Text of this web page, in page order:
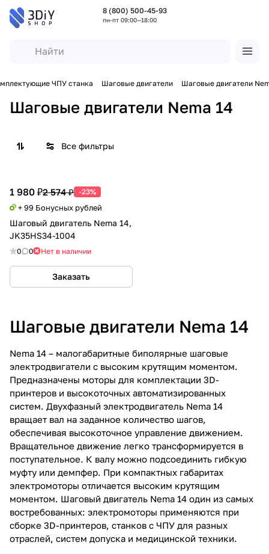
8 (800) 500-45-93
пн-пт 09:00—18:00
ЧПУ станка Шаговые двигатели Шаговые двигатели
Шаговые двигатели Nema 14
Все фильтры
1 980 ₽2 574 ₽ -23%
+ 99 Бонусных рублей
Шаговый двигатель Nema 14,
JK35HS34-1004
0 0 Нет в наличии
Заказать
Шаговые двигатели Nema 14
Nema 14 – малогабаритные биполярные шаговые
электродвигатели с высоким крутящим моментом.
Предназначены моторы для комплектации 3D-
принтеров и высокоточных автоматизированных
систем. Двухфазный электродвигатель Nema 14
вращает вал на заданное количество шагов,
обеспечивая высокоточное управление движением.
Вращательное движение легко трансформируется в
поступательное. К валу можно подсоединить гибкую
муфту или демпфер. При компактных габаритах
электромоторы отличается высоким крутящим
моментом. Шаговый двигатель Nema 14 один из самых
востребованных: электромоторы применяются при
сборке 3D-принтеров, станков с ЧПУ для разных
отраслей, систем допуска и медицинской техники.